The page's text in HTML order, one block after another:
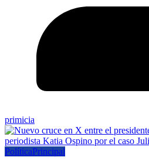
primicia
PolíticaPrincipal